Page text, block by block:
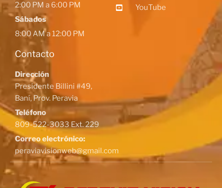
2:00 PM a 6:00 PM
Sábados
8:00 AM a 12:00 PM
Contacto
Dirección
Presidente Billini #49,
Baní, Prov. Peravia
Teléfono
809-522-3033 Ext. 229
Correo electrónico:
peraviavisionweb@gmail.com
YouTube